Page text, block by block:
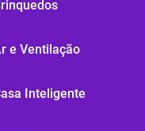
e Ventilação
Inteligente